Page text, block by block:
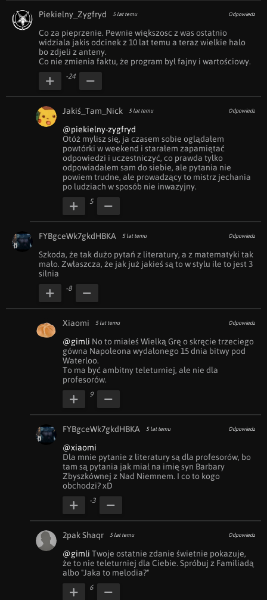
Piekielny_Zygfryd 5 lat temu Odpowiedz
Co za pieprzenie. Pewnie większosc z was ostatnio
widziala jakis odcinek z 10 lat temu a teraz wielkie halo
bo zdjeli z anteny.
Co nie zmienia faktu, że program był fajny i wartościowy.
-24
Jakiś_Tam_Nick 5 lat temu Odpowiedz
@piekielny-zygfryd
Otóż mylisz się, ja czasem sobie oglądałem
powtórki w weekend i starałem zapamiętać
odpowiedzi i uczestniczyć, co prawda tylko
odpowiadałem sam do siebie, ale pytania nie
powiem trudne, ale prowadzący to mistrz jechania
po ludziach w sposób nie inwazyjny.
5
FYBgceWk7gkdHBKA 5 lat temu Odpowiedz
Szkoda, że tak dużo pytań z literatury, a z matematyki tak
mało. Zwłaszcza, że jak już jakieś są to w stylu ile to jest 3
silnia
-8
Xiaomi 5 lat temu Odpowiedz
@gimli No to miałeś Wielką Grę o skręcie trzeciego
gówna Napoleona wydalonego 15 dnia bitwy pod
Waterloo.
To ma być ambitny teleturniej, ale nie dla
profesorów.
9
FYBgceWk7gkdHBKA 5 lat temu Odpowiedz
@xiaomi
Dla mnie pytanie z literatury są dla profesorów, bo
tam są pytania jak miał na imię syn Barbary
Zbyszkównej z Nad Niemnem. I co to kogo
obchodzi? xD
-3
2pak Shaqr 5 lat temu Odpowiedz
@gimli Twoje ostatnie zdanie świetnie pokazuje,
że to nie teleturniej dla Ciebie. Spróbuj z Familiadą
albo "Jaka to melodia?"
6